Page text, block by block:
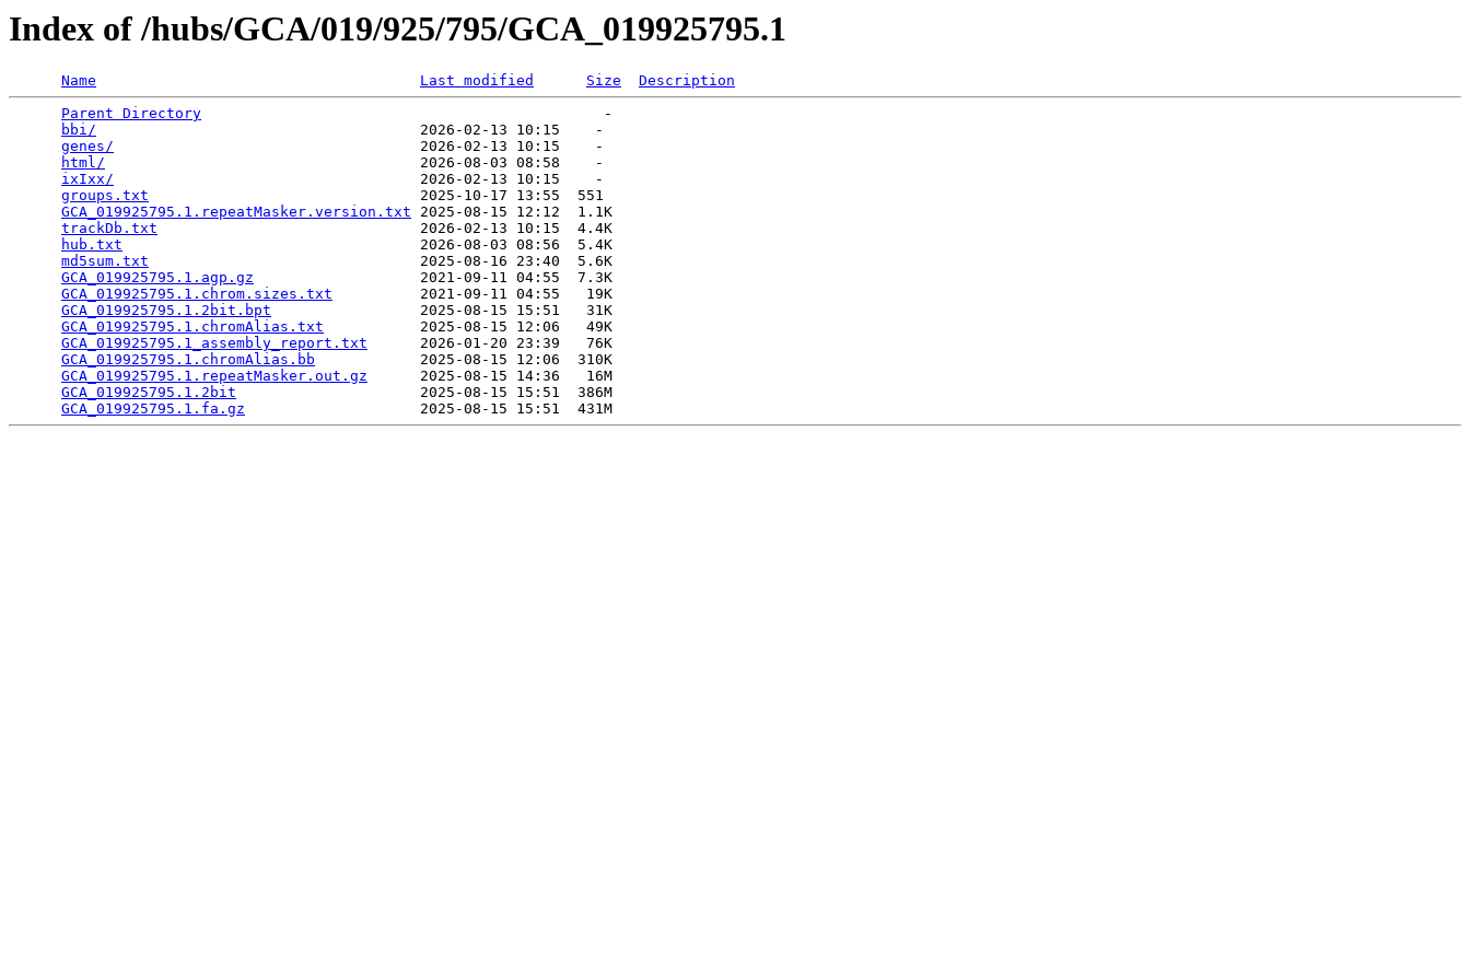
Index of /hubs/GCA/019/925/795/GCA_019925795.1
Name Last modified Size
Description
Parent Directory
                                              -
bbi/
                                     2026-02-13 10:15    -
genes/
                                   2026-02-13 10:15    -
html/
                                    2026-08-03 08:58    -
ixIxx/
                                   2026-02-13 10:15    -
groups.txt
                               2025-10-17 13:55  551
GCA_019925795.1.repeatMasker.version.txt 2025-08-15 12:12  1.1K
trackDb.txt
                              2026-02-13 10:15  4.4K
hub.txt
                                  2026-08-03 08:56  5.4K
md5sum.txt
                               2025-08-16 23:40  5.6K
GCA_019925795.1.agp.gz
                   2021-09-11 04:55  7.3K
GCA_019925795.1.chrom.sizes.txt
          2021-09-11 04:55   19K
GCA_019925795.1.2bit.bpt
                 2025-08-15 15:51   31K
GCA_019925795.1.chromAlias.txt
           2025-08-15 12:06   49K
GCA_019925795.1_assembly_report.txt
      2026-01-20 23:39   76K
GCA_019925795.1.chromAlias.bb
            2025-08-15 12:06  310K
GCA_019925795.1.repeatMasker.out.gz
      2025-08-15 14:36   16M
GCA_019925795.1.2bit
                     2025-08-15 15:51  386M
GCA_019925795.1.fa.gz